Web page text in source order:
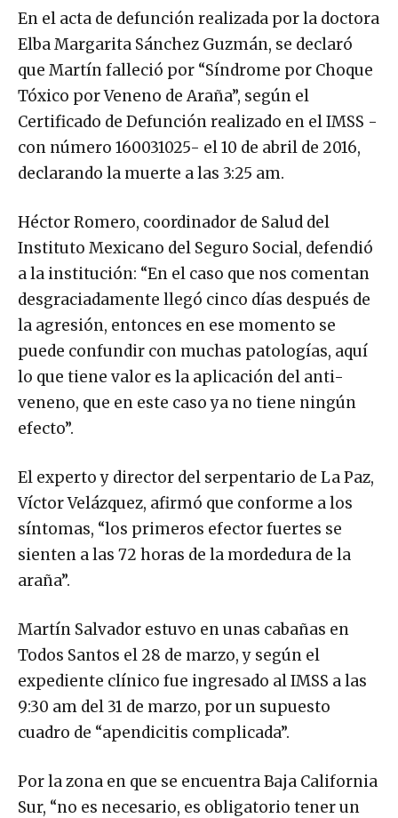
En el acta de defunción realizada por la doctora
Elba Margarita Sánchez Guzmán, se declaró
que Martín falleció por “Síndrome por Choque
Tóxico por Veneno de Araña”, según el
Certificado de Defunción realizado en el IMSS -
con número 160031025- el 10 de abril de 2016,
declarando la muerte a las 3:25 am.
Héctor Romero, coordinador de Salud del
Instituto Mexicano del Seguro Social, defendió
a la institución: “En el caso que nos comentan
desgraciadamente llegó cinco días después de
la agresión, entonces en ese momento se
puede confundir con muchas patologías, aquí
lo que tiene valor es la aplicación del anti-
veneno, que en este caso ya no tiene ningún
efecto”.
El experto y director del serpentario de La Paz,
Víctor Velázquez, afirmó que conforme a los
síntomas, “los primeros efector fuertes se
sienten a las 72 horas de la mordedura de la
araña”.
Martín Salvador estuvo en unas cabañas en
Todos Santos el 28 de marzo, y según el
expediente clínico fue ingresado al IMSS a las
9:30 am del 31 de marzo, por un supuesto
cuadro de “apendicitis complicada”.
Por la zona en que se encuentra Baja California
Sur, “no es necesario, es obligatorio tener un